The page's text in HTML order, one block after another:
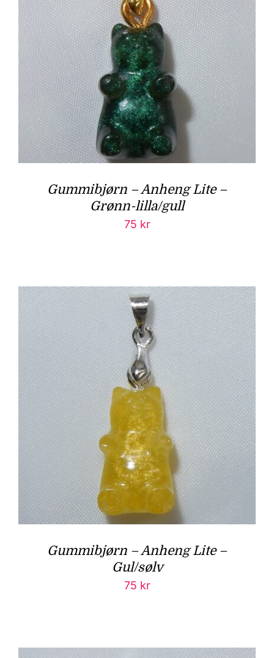
Gummibjørn – Anheng Lite –
Grønn-lilla/gull
75 kr
Gummibjørn – Anheng Lite –
Gul/sølv
75 kr